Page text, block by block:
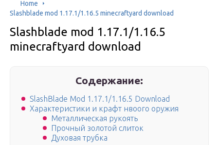
Home
Slashblade mod 1.17.1/1.16.5 minecraftyard download
Slashblade mod 1.17.1/1.16.5
minecraftyard download
Содержание:
SlashBlade Mod 1.17.1/1.16.5 Download
Характеристики и крафт нвоого оружия
Металлическая рукоять
Прочный золотой слиток
Духовая трубка